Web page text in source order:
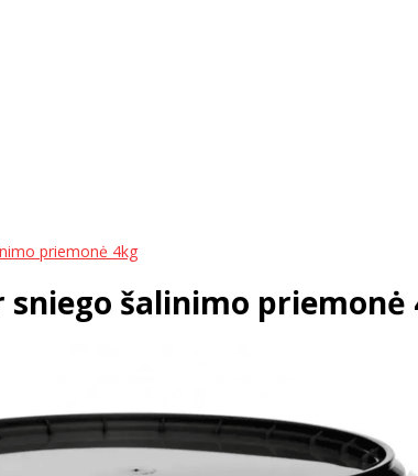
priemonė 4kg
sniego šalinimo priemonė